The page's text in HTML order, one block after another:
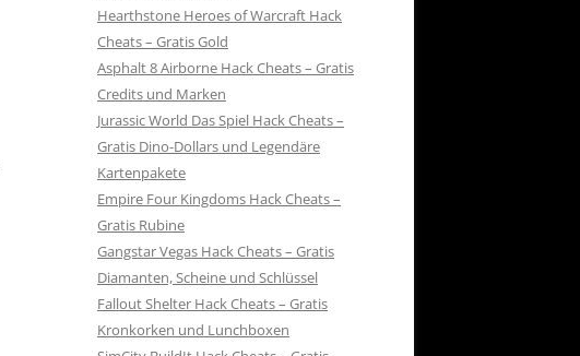
Hearthstone Heroes of Warcraft Hack
Cheats – Gratis Gold
Asphalt 8 Airborne Hack Cheats – Gratis
Credits und Marken
Jurassic World Das Spiel Hack Cheats –
Gratis Dino-Dollars und Legendäre
Kartenpakete
Empire Four Kingdoms Hack Cheats –
Gratis Rubine
Gangstar Vegas Hack Cheats – Gratis
Diamanten, Scheine und Schlüssel
Fallout Shelter Hack Cheats – Gratis
Kronkorken und Lunchboxen